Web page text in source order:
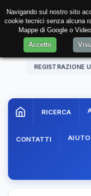
10 Aug. 202614:00:17
REGISTRAZIONE
RICERCA
CONTATTI AIUTO
Navigando sul nostro sito
cookie tecnici senza alcuna
Mappe di Google o
Accetto